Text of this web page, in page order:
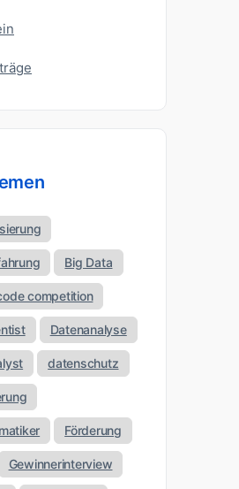
Big Data
competition
Datenanalyse
datenschutz
Förderung
Gewinnerinterview